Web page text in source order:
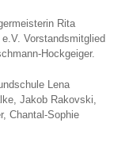
Rita
Vorstandsmitglied
Hockgeiger.
Lena
Jakob Rakovski,
Chantal-Sophie